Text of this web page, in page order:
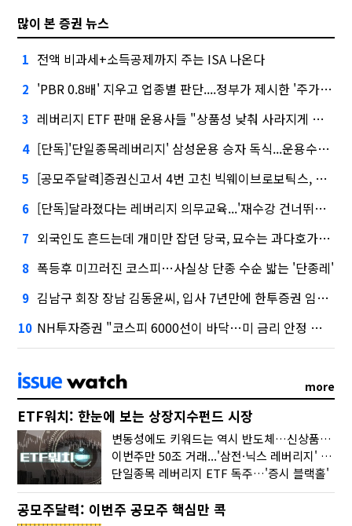
많이 본 증권 뉴스
1 전액 비과세+소득공제까지 주는 ISA 나온다
2 'PBR 0.8배' 지우고 업종별 판단....정부가 제시한 '주가 누르기' 방지법
3 레버리지 ETF 판매 운용사들 "상품성 낮춰 사라지게 해야"…일부 신중론도
4 [단독]'단일종목레버리지' 삼성운용 승자 독식...운용수익 미래에셋의 6배
5 [공모주달력]증권신고서 4번 고친 빅웨이브로보틱스, 수요예측
6 [단독]달라졌다는 레버리지 의무교육...'재수강 건너뛰기' 허점
7 외국인도 흔드는데 개미만 잡던 당국, 묘수는 과다호가부담금?
8 폭등후 미끄러진 코스피…사실상 단종 수순 밟는 '단종레'
9 김남구 회장 장남 김동윤씨, 입사 7년만에 한투증권 임원 승진
10 NH투자증권 "코스피 6000선이 바닥…미 금리 안정 후 추가 회복"
more
ETF워치: 한눈에 보는 상장지수펀드 시장
변동성에도 키워드는 역시 반도체…신상품은 우주·방산
이번주만 50조 거래...'삼전·닉스 레버리지' 수익률은 -30%
단일종목 레버리지 ETF 독주…'증시 블랙홀'
공모주달력: 이번주 공모주 핵심만 콕